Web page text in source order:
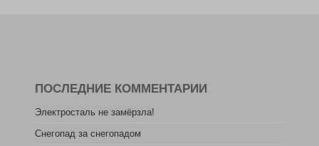
ПОСЛЕДНИЕ КОММЕНТАРИИ
Электросталь не замёрзла!
Снегопад за снегопадом